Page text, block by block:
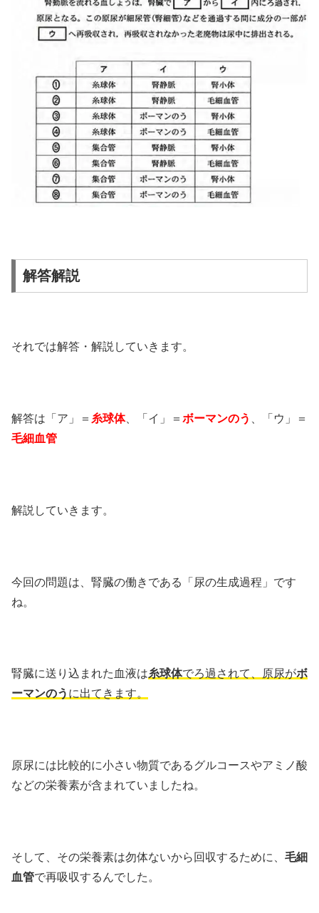
解答解説
それでは解答・解説していきます。
解答は「ア」＝ 糸球体、「イ」＝ ボーマンのう
、「ウ」＝
毛細血管
解説していきます。
今回の問題は、腎臓の働きである「尿の生成過程」です
ね。
腎臓に送り込まれた血液は糸球体でろ過されて、原尿がボ
ーマンのう に出てきます。
原尿には比較的に小さい物質であるグルコースやアミノ酸
などの栄養素が含まれていましたね。
そして、その栄養素は勿体ないから回収するために、 毛細
血管で再吸収するんでした。